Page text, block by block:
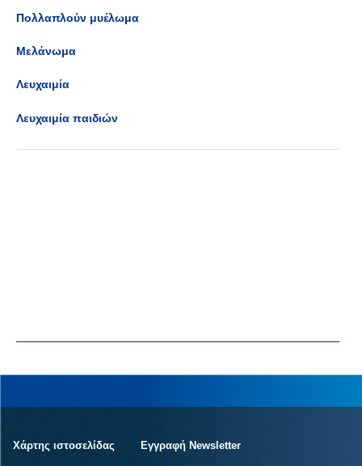
Πολλαπλούν μυέλωμα
Μελάνωμα
Λευχαιμία
Λευχαιμία παιδιών
Χάρτης ιστοσελίδας Εγγραφή Newsletter